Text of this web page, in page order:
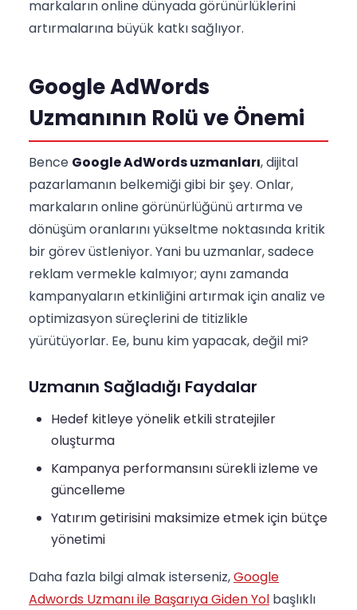
markaların online dünyada görünürlüklerini
artırmalarına büyük katkı sağlıyor.
Google AdWords
Uzmanının Rolü ve Önemi
Bence Google AdWords uzmanları, dijital
pazarlamanın belkemiği gibi bir şey. Onlar,
markaların online görünürlüğünü artırma ve
dönüşüm oranlarını yükseltme noktasında kritik
bir görev üstleniyor. Yani bu uzmanlar, sadece
reklam vermekle kalmıyor; aynı zamanda
kampanyaların etkinliğini artırmak için analiz ve
optimizasyon süreçlerini de titizlikle
yürütüyorlar. Ee, bunu kim yapacak, değil mi?
Uzmanın Sağladığı Faydalar
Hedef kitleye yönelik etkili stratejiler
oluşturma
Kampanya performansını sürekli izleme ve
güncelleme
Yatırım getirisini maksimize etmek için bütçe
yönetimi
Daha fazla bilgi almak isterseniz,Google
Adwords Uzmanı ile Başarıya Giden Yol başlıklı